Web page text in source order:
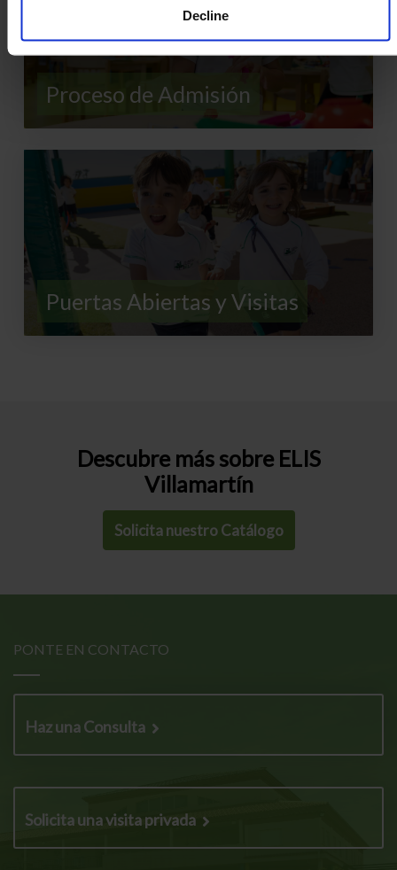
Decline
Proceso de Admisión
Puertas Abiertas y Visitas
Descubre más sobre ELIS
Villamartín
Solicita nuestro Catálogo
PONTE EN CONTACTO
Haz una Consulta
Solicita una visita privada